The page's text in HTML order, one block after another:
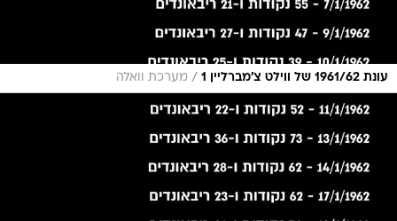
עונת 1961/62 של ווילט צ'מברליין 1 / מערכת וואלה